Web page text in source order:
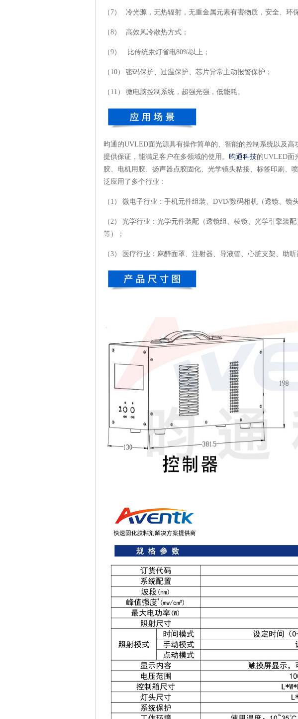
（7） 冷光源，无热辐射，无重金属元素有害物质，安全、环
（8） 高效风冷散热方式；
（9） 比传统汞灯省电80%以上；
（10） 密码保护、过温保护、芯片异常主动报警保护；
（11） 微电脑控制系统，超强光强，低能耗。
昀通的UVLED面光源具有操作简单的、智能的控制系统以及
提供保证，能满足客户在多领域的使用。 昀通科技的UVLED面
胶、电机用胶、扬声器点胶固化、光学镜头粘接、标签印刷、
泛应用了多个行业：
（1） 微电子行业：手机元件组装、DVD/数码相机（透镜、镜
（2） 光学行业：光学元件装配（透镜组、棱镜、光学引擎装
等）；
（3） 医疗行业：麻醉面罩、注射器、导液管、心脏支架、助听